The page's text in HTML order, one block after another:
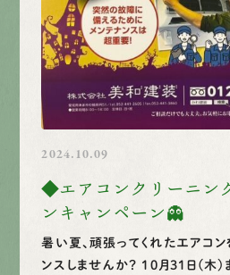
2024.10.09
◆エアコンクリーニン
ンキャンペーン👻
暑い夏、頑張ってくれたエアコ
ンスしませんか？ 10月31日(木)